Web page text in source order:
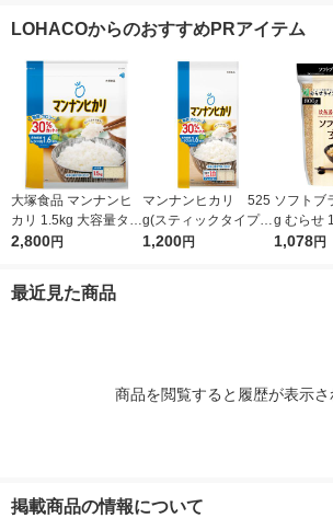
料 オリジナル
料 オリジ
LOHACOからのおすすめPRアイテム
大塚食品 マンナンヒ
カリ 1.5kg 大容量タイ
プ (通販用)
2,800円
マンナンヒカリ 525
g(スティックタイプ)
1パック（75g×7本
1,200円
ソフトブ
g むらせ
イス 水洗
1,078円
最近見た商品
商品を閲覧すると履歴が表示さ
掲載商品の情報について